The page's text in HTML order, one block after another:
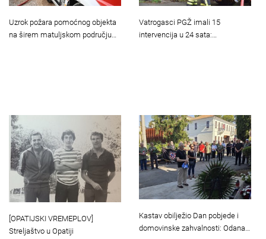
Uzrok požara pomoćnog objekta
na širem matuljskom području…
Vatrogasci PGŽ imali 15
intervencija u 24 sata:…
[OPATIJSKI VREMEPLOV]
Streljaštvo u Opatiji
Kastav obilježio Dan pobjede i
domovinske zahvalnosti: Odana…